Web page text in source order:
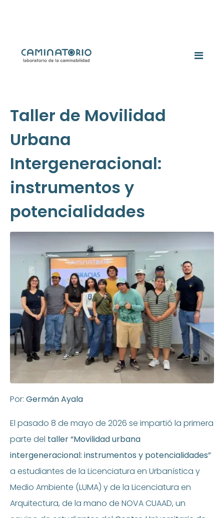
Taller de Movilidad
Urbana
Intergeneracional:
instrumentos y
potencialidades
Por: Germán Ayala
El pasado 8 de mayo de 2026 se impartió la primera
parte del taller “Movilidad urbana
intergeneracional: instrumentos y potencialidades”
a estudiantes de la Licenciatura en Urbanística y
Medio Ambiente (LUMA) y de la Licenciatura en
Arquitectura, de la mano de NOVA CUAAD, un